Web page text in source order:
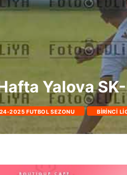
Yalova
2025 FUTBOL SEZONU BIRINCI